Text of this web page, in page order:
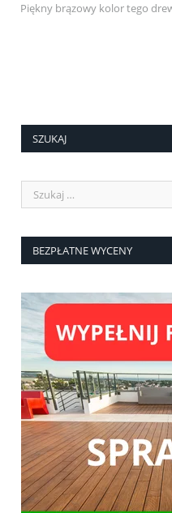
Piękny brązowy kolor tego
SZUKAJ
BEZPŁATNE WYCENY